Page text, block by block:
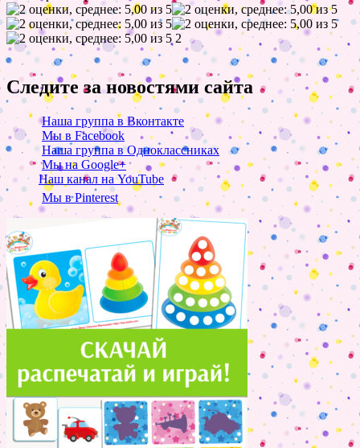
2
Следите за новостями сайта
Наша группа в Вконтакте
Мы в Facebook
Наша группа в Одноклассниках
Мы на Google+
Наш канал на YouTube
Мы в Pinterest